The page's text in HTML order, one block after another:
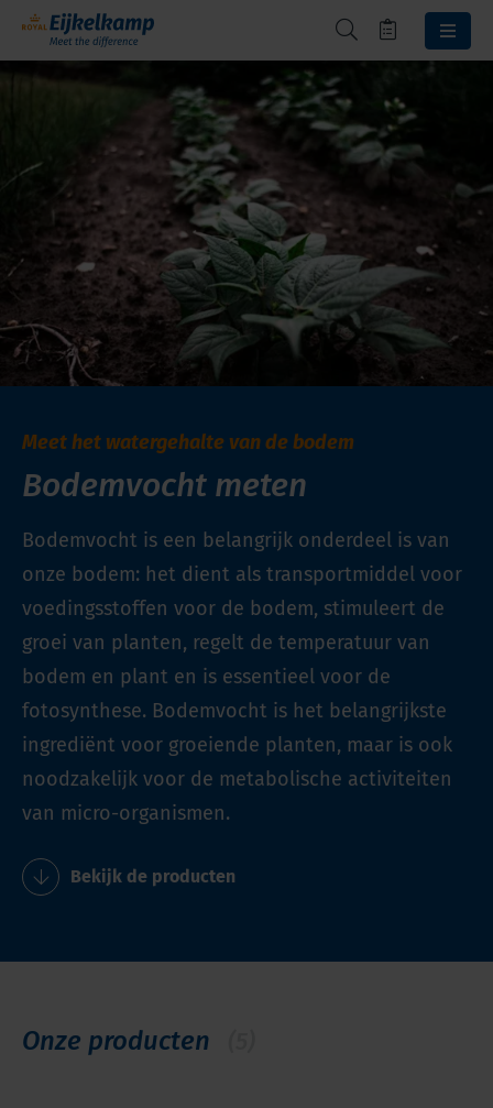
Meet het watergehalte van de bodem
Bodemvocht meten
Bodemvocht is een belangrijk onderdeel is van
onze bodem: het dient als transportmiddel voor
voedingsstoffen voor de bodem, stimuleert de
groei van planten, regelt de temperatuur van
bodem en plant en is essentieel voor de
fotosynthese. Bodemvocht is het belangrijkste
ingrediënt voor groeiende planten, maar is ook
noodzakelijk voor de metabolische activiteiten
van micro-organismen.
Bekijk de producten
Onze producten